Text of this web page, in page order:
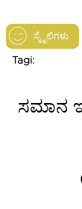
ಸ್ಮೈಲಿಗಳು
Tagi:
ಸಮಾನ